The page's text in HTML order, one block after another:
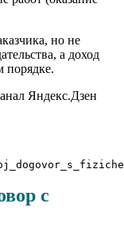
но не
а доход
порядке.
Яндекс.Дзен
с